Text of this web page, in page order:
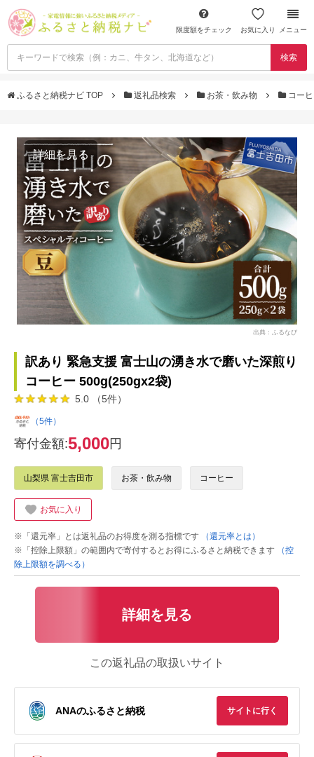
限度額をチェック お気に入り メニュー
検索
ふるさと納税ナビ TOP 返礼品検索 お茶・飲み物 コー
詳細を見る
出典：ふるなび
訳あり 緊急支援 富士山の湧き水で磨いた深煎り
コーヒー 500g(250gx2袋)
5.0 （5件）
（5件）
寄付金額:5,000円
山梨県 富士吉田市 お茶・飲み物 コーヒー
お気に入り
※「還元率」とは返礼品のお得度を測る指標です
（還元率とは）
※「控除上限額」の範囲内で寄付するとお得にふるさと納税できます
（控
除上限額を調べる）
詳細を見る
この返礼品の取扱いサイト
ANAのふるさと納税 サイトに行く